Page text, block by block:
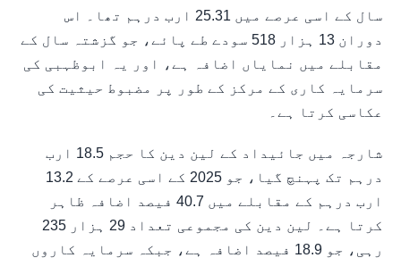
سال کے اسی عرصے میں 25.31 ارب درہم تھا۔ اس
دوران 13 ہزار 518 سودے طے پائے، جو گزشتہ سال کے
مقابلے میں نمایاں اضافہ ہے، اور یہ ابوظہبی کی
سرمایہ کاری کے مرکز کے طور پر مضبوط حیثیت کی
عکاسی کرتا ہے۔
شارجہ میں جائیداد کے لین دین کا حجم 18.5 ارب
درہم تک پہنچ گیا، جو 2025 کے اسی عرصے کے 13.2
ارب درہم کے مقابلے میں 40.7 فیصد اضافہ ظاہر
کرتا ہے۔ لین دین کی مجموعی تعداد 29 ہزار 235
رہی، جو 18.9 فیصد اضافہ ہے، جبکہ سرمایہ کاروں